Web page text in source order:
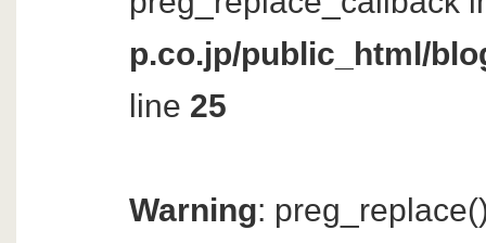
p.co.jp/public_html/
line 25
Warning: